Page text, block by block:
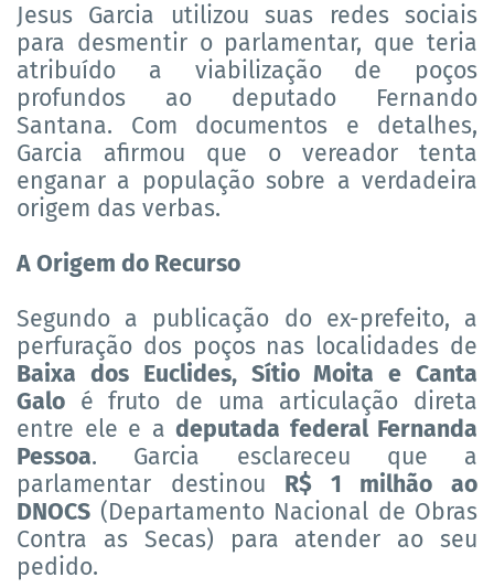
Jesus Garcia utilizou suas redes sociais
para desmentir o parlamentar, que teria
atribuído a viabilização de poços
profundos ao deputado Fernando
Santana. Com documentos e detalhes,
Garcia afirmou que o vereador tenta
enganar a população sobre a verdadeira
origem das verbas.
A Origem do Recurso
Segundo a publicação do ex-prefeito, a
perfuração dos poços nas localidades de
Baixa dos Euclides, Sítio Moita e Canta
Galo é fruto de uma articulação direta
entre ele e a deputada federal Fernanda
Pessoa. Garcia esclareceu que a
parlamentar destinou R$ 1 milhão ao
DNOCS (Departamento Nacional de Obras
Contra as Secas) para atender ao seu
pedido.